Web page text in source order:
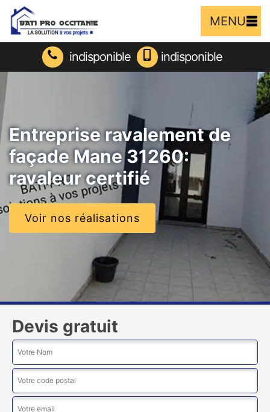
MENU
indisponible indisponible
Entreprise ravalement de
façade Mane 31260:
ravaleur certifié
Voir nos réalisations
Devis gratuit